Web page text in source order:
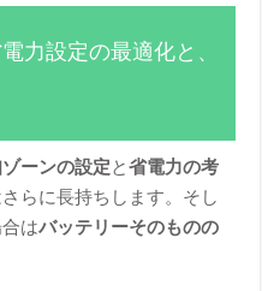
力設定の最適化と、
ーンの設定と省電力の考
らに長持ちします。そし
はバッテリーそのものの